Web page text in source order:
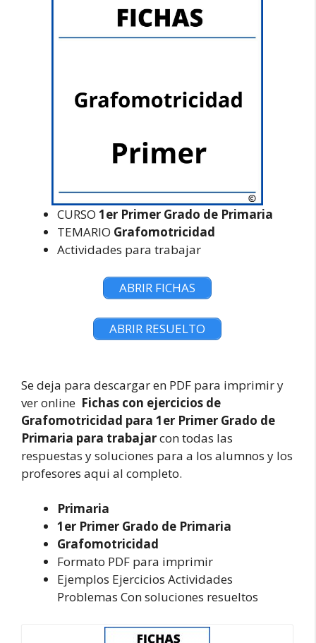
CURSO 1er Primer Grado de Primaria
TEMARIO Grafomotricidad
Actividades para trabajar
ABRIR FICHAS
ABRIR RESUELTO
Se deja para descargar en PDF para imprimir y
ver online Fichas con ejercicios de
Grafomotricidad para 1er Primer Grado de
Primaria para trabajarcon todas las
respuestas y soluciones para a los alumnos y los
profesores aqui al completo.
Primaria
1er Primer Grado de Primaria
Grafomotricidad
Formato PDF para imprimir
Ejemplos Ejercicios Actividades
Problemas Con soluciones resueltos